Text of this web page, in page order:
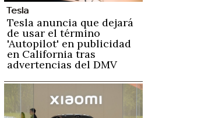
Tesla
Tesla anuncia que dejará
de usar el término
'Autopilot' en publicidad
en California tras
advertencias del DMV